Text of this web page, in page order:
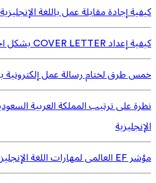
كيفية إجادة مقابلة عمل باللغة الإنجليزية
كيفية إعداد COVER LETTER بشكل احترافي
خمس طرق لختام رسالة عمل إلكترونية
نظرة على ترتيب المملكة العربية
الإنجليزية
مؤشر EF العالمى لمهارات اللغة الإنجليزية (EPI)